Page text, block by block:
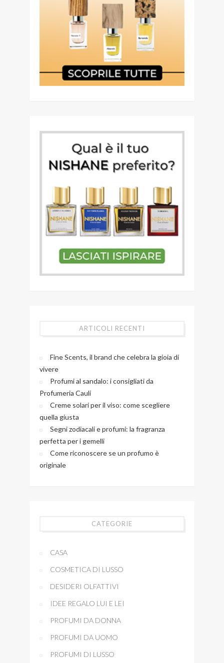
ARTICOLI RECENTI
Fine Scents, il brand che celebra la gioia di
vivere
Profumi al sandalo: i consigliati da
Profumeria Cauli
Creme solari per il viso: come scegliere
quella giusta
Segni zodiacali e profumi: la fragranza
perfetta per i gemelli
Come riconoscere se un profumo è
originale
CATEGORIE
CASA
COSMETICA DI LUSSO
DESIDERI OLFATTIVI
IDEE REGALO LUI E LEI
PROFUMI DA DONNA
PROFUMI DA UOMO
PROFUMI DI LUSSO